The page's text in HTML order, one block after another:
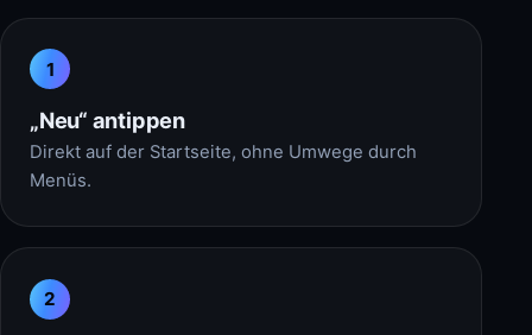
1
„Neu“ antippen
Direkt auf der Startseite, ohne Umwege durch
Menüs.
2